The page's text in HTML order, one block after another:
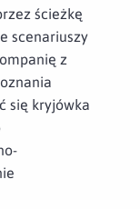
ścieżkę
scenariuszy
z
się kryjówka